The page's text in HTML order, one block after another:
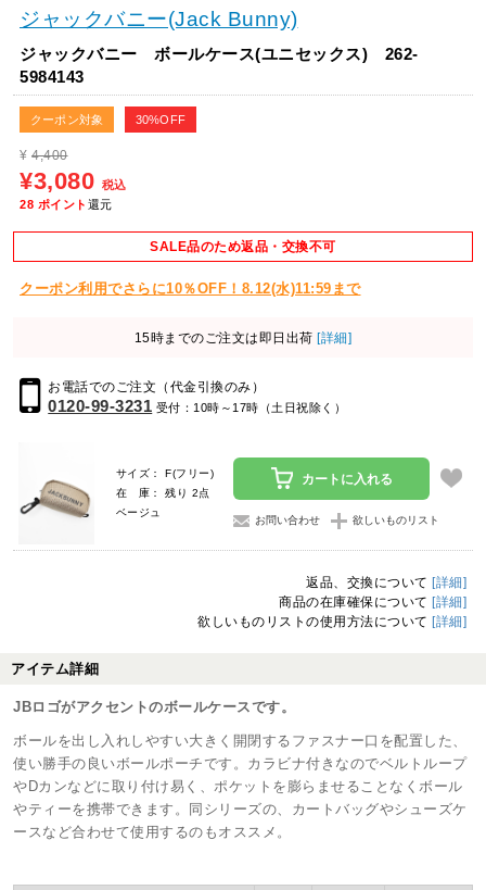
ジャックバニー(Jack Bunny)
ジャックバニー ボールケース(ユニセックス) 262-
5984143
クーポン対象 30%OFF
¥ 4,400
¥3,080 税込
28 ポイント 還元
SALE品のため返品・交換不可
クーポン利用でさらに10％OFF！8.12(水)11:59まで
15時までのご注文は即日出荷 [詳細]
お電話でのご注文（代金引換のみ）
0120-99-3231 受付：10時～17時（土日祝除く）
サイズ： F(フリー)
在 庫： 残り 2点
ベージュ
カートに入れる
お問い合わせ 欲しいものリスト
返品、交換について [詳細]
商品の在庫確保について [詳細]
欲しいものリストの使用方法について [詳細]
アイテム詳細
JBロゴがアクセントのボールケースです。
ボールを出し入れしやすい大きく開閉するファスナー口を配置した、
使い勝手の良いボールポーチです。カラビナ付きなのでベルトループ
やDカンなどに取り付け易く、ポケットを膨らませることなくボール
やティーを携帯できます。同シリーズの、カートバッグやシューズケ
ースなど合わせて使用するのもオススメ。